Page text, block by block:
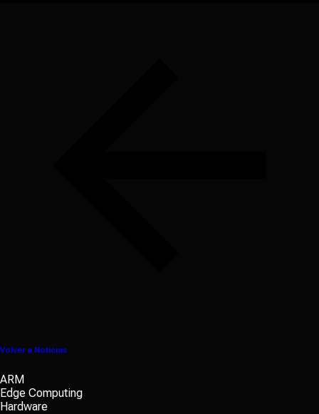
Volver a Noticias
ARM
Edge Computing
Hardware